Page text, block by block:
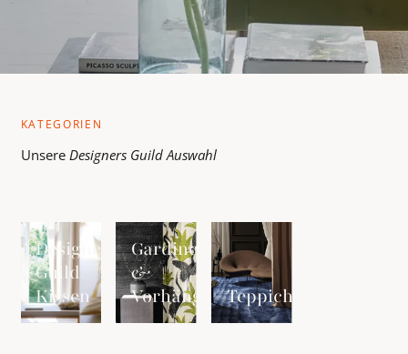
KATEGORIEN
Unsere Designers Guild Auswahl
Designers Guild Kissen ansehen
Designers
Guild
Kissen
Gardinen &amp; Vorhänge ansehen
Gardinen
&
Vorhänge
Teppiche ansehen
Teppiche